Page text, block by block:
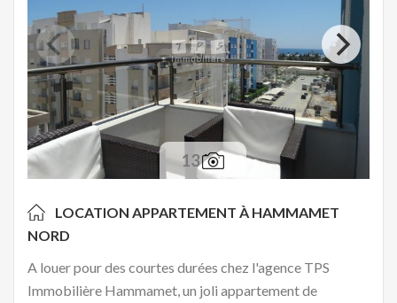
13
LOCATION APPARTEMENT À HAMMAMET
NORD
A louer pour des courtes durées chez l'agence TPS
Immobilière Hammamet, un joli appartement de